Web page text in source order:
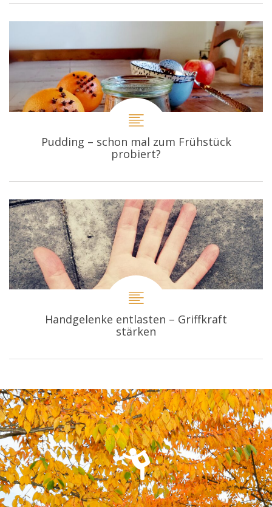
Pudding – schon mal zum Frühstück
probiert?
Handgelenke entlasten – Griffkraft
stärken